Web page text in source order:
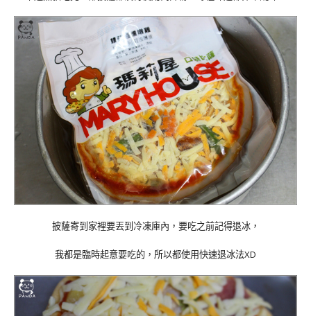
披薩寄到家裡要丟到冷凍庫內，要吃之前記得退冰，
我都是臨時起意要吃的，所以都使用快速退冰法XD